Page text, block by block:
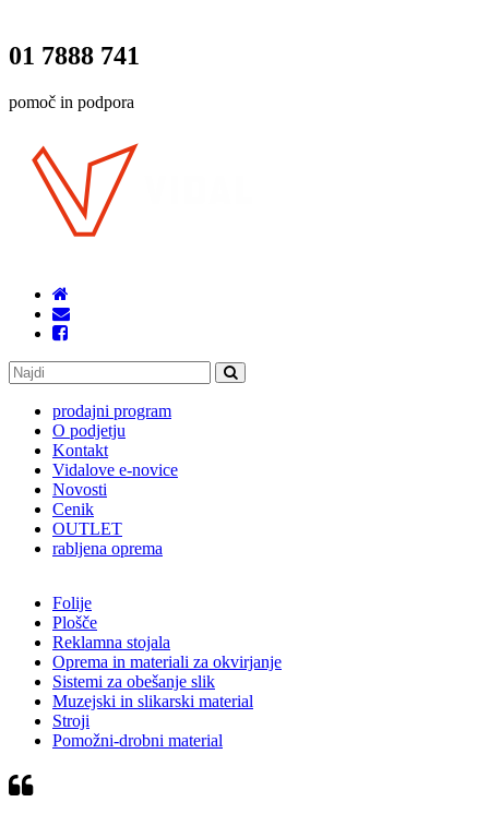
01 7888 741
pomoč in podpora
prodajni program
O podjetju
Kontakt
Vidalove e-novice
Novosti
Cenik
OUTLET
rabljena oprema
Folije
Plošče
Reklamna stojala
Oprema in materiali za okvirjanje
Sistemi za obešanje slik
Muzejski in slikarski material
Stroji
Pomožni-drobni material